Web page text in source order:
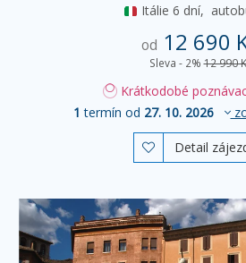
Itálie 6 dní,
od 12 690
Sleva - 2% 12 990
Krátkodobé
1 termín od 27. 10. 2026
 Detail